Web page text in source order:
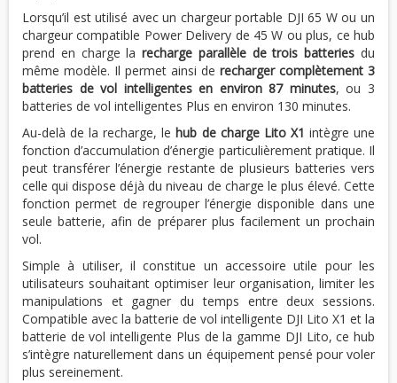
Lorsqu’il est utilisé avec un chargeur portable DJI 65 W ou un
chargeur compatible Power Delivery de 45 W ou plus, ce hub
prend en charge larecharge parallèle de trois batteries du
même modèle. Il permet ainsi de recharger complètement 3
batteries de vol intelligentes en environ 87 minutes, ou 3
batteries de vol intelligentes Plus en environ 130 minutes.
Au-delà de la recharge, lehub de charge Lito X1 intègre une
fonction d’accumulation d’énergie particulièrement pratique. Il
peut transférer l’énergie restante de plusieurs batteries vers
celle qui dispose déjà du niveau de charge le plus élevé. Cette
fonction permet de regrouper l’énergie disponible dans une
seule batterie, afin de préparer plus facilement un prochain
vol.
Simple à utiliser, il constitue un accessoire utile pour les
utilisateurs souhaitant optimiser leur organisation, limiter les
manipulations et gagner du temps entre deux sessions.
Compatible avec la batterie de vol intelligente DJI Lito X1 et la
batterie de vol intelligente Plus de la gamme DJI Lito, ce hub
s’intègre naturellement dans un équipement pensé pour voler
plus sereinement.